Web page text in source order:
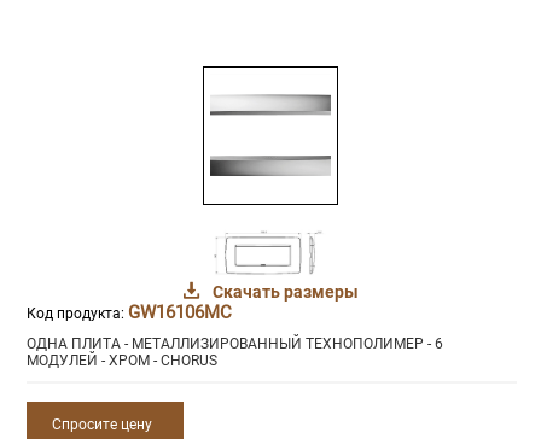
Скачать размеры
Код продукта: GW16106MC
ОДНА ПЛИТА - МЕТАЛЛИЗИРОВАННЫЙ ТЕХНОПОЛИМЕР - 6
МОДУЛЕЙ - ХРОМ - CHORUS
Спросите цену